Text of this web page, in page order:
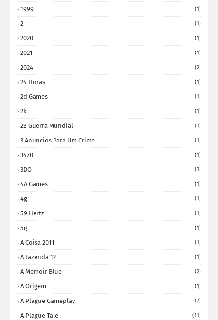
1999 (1)
2 (1)
2020 (1)
2021 (1)
2024 (2)
24 Horas (1)
2d Games (1)
2k (1)
2º Guerra Mundial (1)
3 Anuncios Para Um Crime (1)
3470 (1)
3DO (3)
4A Games (1)
4g (1)
59 Hertz (1)
5g (1)
A Coisa 2011 (1)
A Fazenda 12 (1)
A Memoir Blue (2)
A Origem (1)
A Plague Gameplay (7)
A Plague Tale (11)